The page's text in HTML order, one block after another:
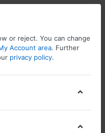
Wishlist
or reject. You can change
Account area. Further
privacy policy.